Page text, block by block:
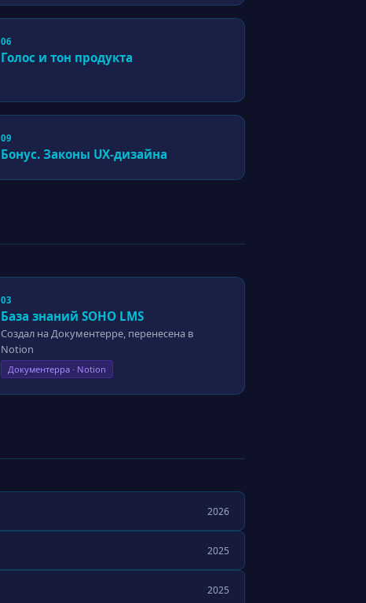
06
Голос и тон продукта
09
Бонус. Законы UX-дизайна
03
База знаний SOHO LMS
Создал на Документерре, перенесена в
Notion
Документерра · Notion
2026
2025
2025